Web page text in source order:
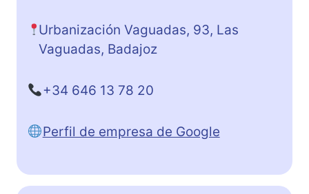
Urbanización Vaguadas, 93, Las
Vaguadas, Badajoz
+34 646 13 78 20
Perfil de empresa de Google